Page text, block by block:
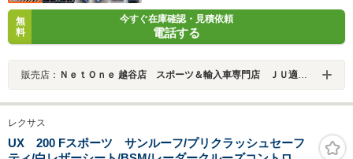
無
料
今すぐ在庫確認・見積依頼
電話する
販売店： ＮｅｔＯｎｅ 越谷店 スポーツ＆輸入車専門店 ＪＵ適正販売店
レクサス
UX 200 Fスポーツ サンルーフ/プリクラッシュセーフ